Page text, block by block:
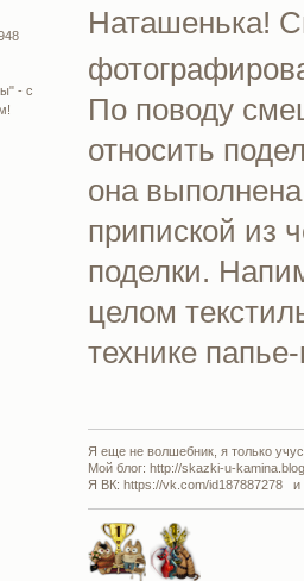
- с
Наташенька!
По поводу
относить
она
припиской из
поделки.
целом
технике
Я еще не волшебник, я только
Мой блог: http://skazki-u-
Я ВК: https://vk.com/id187887278 и